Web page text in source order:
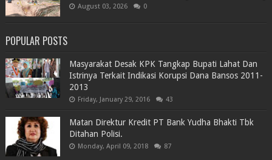
August 03, 2026 0
POPULAR POSTS
Masyarakat Desak KPK Tangkap Bupati Lahat Dan
Istrinya Terkait Indikasi Korupsi Dana Bansos 2011-
2013
Friday, January 29, 2016 43
Matan Direktur Kredit PT Bank Yudha Bhakti Tbk
Ditahan Polisi.
Monday, April 09, 2018 87